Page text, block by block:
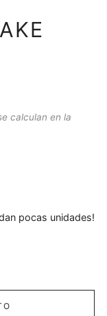
calculan en la
pocas unidades!